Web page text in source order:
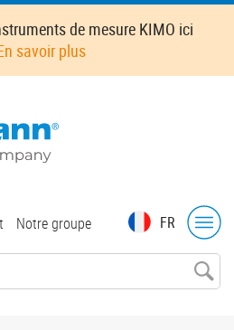
de mesure KIMO ici
savoir plus
FR
Notre groupe